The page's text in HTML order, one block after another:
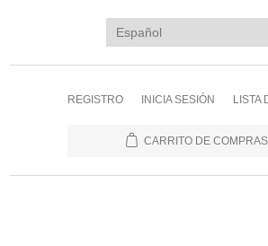
REGISTRO INICIA SESIÓN LISTA
CARRITO DE COMPRAS